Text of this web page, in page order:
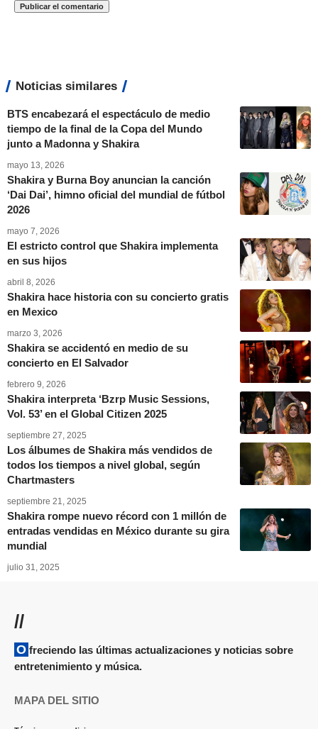
Noticias similares
BTS encabezará el espectáculo de medio
tiempo de la final de la Copa del Mundo
junto a Madonna y Shakira
mayo 13, 2026
Shakira y Burna Boy anuncian la canción
‘Dai Dai’, himno oficial del mundial de fútbol
2026
mayo 7, 2026
El estricto control que Shakira implementa
en sus hijos
abril 8, 2026
Shakira hace historia con su concierto gratis
en Mexico
marzo 3, 2026
Shakira se accidentó en medio de su
concierto en El Salvador
febrero 9, 2026
Shakira interpreta ‘Bzrp Music Sessions,
Vol. 53’ en el Global Citizen 2025
septiembre 27, 2025
Los álbumes de Shakira más vendidos de
todos los tiempos a nivel global, según
Chartmasters
septiembre 21, 2025
Shakira rompe nuevo récord con 1 millón de
entradas vendidas en México durante su gira
mundial
julio 31, 2025
//
Ofreciendo las últimas actualizaciones y noticias sobre
entretenimiento y música.
MAPA DEL SITIO